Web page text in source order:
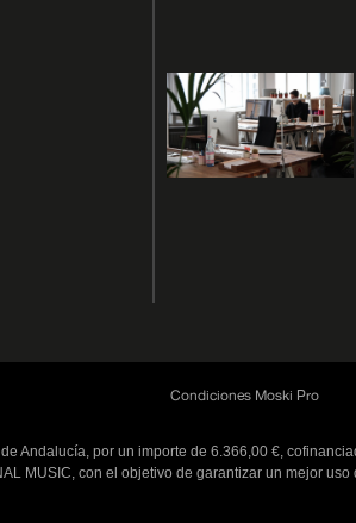
Condiciones Moski Pro
Andalucía, por un importe de 6.366,00 €,
MUSIC, con el objetivo de garantizar un mejor uso